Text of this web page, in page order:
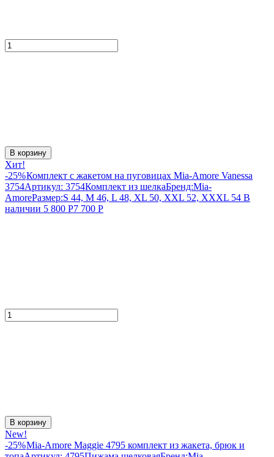
В корзину
Хит!
-25%Комплект с жакетом на пуговицах Mia-Amore Vanessa
3754Артикул: 3754Комплект из шелкаБренд:Mia-
AmoreРазмер:S 44, M 46, L 48, XL 50, XXL 52, XXXL 54 В
наличии 5 800 Р7 700 Р
В корзину
New!
-25%Mia-Amore Maggie 4795 комплект из жакета, брюк и